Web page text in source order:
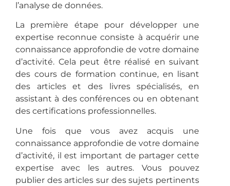
l’analyse de données.
La première étape pour développer une
expertise reconnue consiste à acquérir une
connaissance approfondie de votre domaine
d’activité. Cela peut être réalisé en suivant
des cours de formation continue, en lisant
des articles et des livres spécialisés, en
assistant à des conférences ou en obtenant
des certifications professionnelles.
Une fois que vous avez acquis une
connaissance approfondie de votre domaine
d’activité, il est important de partager cette
expertise avec les autres. Vous pouvez
publier des articles sur des sujets pertinents